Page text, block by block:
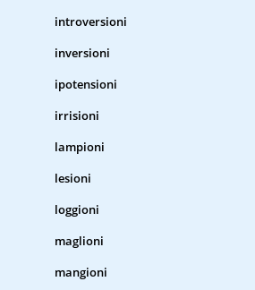
introversioni
inversioni
ipotensioni
irrisioni
lampioni
lesioni
loggioni
maglioni
mangioni